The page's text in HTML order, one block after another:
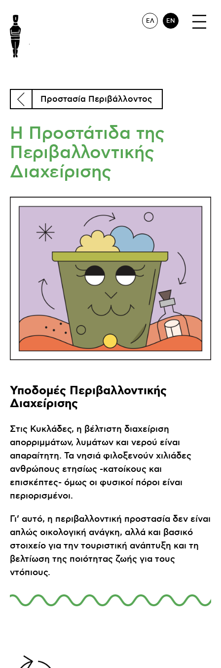
ΕΛ EN
Προστασία Περιβάλλοντος
Η Προστάτιδα της
Περιβαλλοντικής
Διαχείρισης
Υποδομές Περιβαλλοντικής
Διαχείρισης
Στις Κυκλάδες, η βέλτιστη διαχείριση
απορριμμάτων, λυμάτων και νερού είναι
απαραίτητη. Τα νησιά φιλοξενούν χιλιάδες
ανθρώπους ετησίως -κατοίκους και
επισκέπτες- όμως οι φυσικοί πόροι είναι
περιορισμένοι.
Γι’ αυτό, η περιβαλλοντική προστασία δεν είναι
απλώς οικολογική ανάγκη, αλλά και βασικό
στοιχείο για την τουριστική ανάπτυξη και τη
βελτίωση της ποιότητας ζωής για τους
ντόπιους.